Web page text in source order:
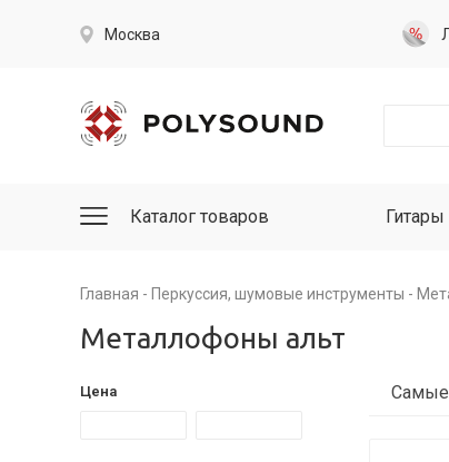
Москва
Каталог товаров Гитары
Главная Перкуссия, шумовые инструменты
Металлофоны альт
Цена